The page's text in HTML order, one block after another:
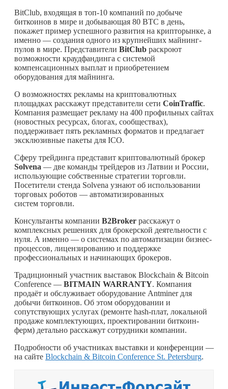
BitClub, входящая в топ-10 компаний по добыче
биткоинов в мире и добывающая 80 BTC в день,
покажет пример успешного развития на крипторынке, а
именно — создания одного из крупнейших майнинг-
пулов в мире. Представители BitClub раскроют
возможности краудфандинга с системой
компенсационных выплат и приобретением
оборудования для майнинга.
О возможностях рекламы на криптовалютных
площадках расскажут представители сети CoinTraffic.
Компания размещает рекламу на 400 профильных сайтах
(новостных ресурсах, блогах, сообществах),
поддерживает пять рекламных форматов и предлагает
эксклюзивные пакеты для ICO.
Сферу трейдинга представит криптовалютный брокер
Solvena — две команды трейдеров из Латвии и России,
использующие собственные стратегии торговли.
Посетители стенда Solvena узнают об использовании
торговых роботов — автоматизированных
систем торговли.
Консультанты компании B2Broker расскажут о
комплексных решениях для брокерской деятельности с
нуля. А именно — о системах по автоматизации бизнес-
процессов, лицензированию и поддержке
профессиональных и начинающих брокеров.
Традиционный участник выставок Blockchain & Bitcoin
Conference — BITMAIN WARRANTY. Компания
продаёт и обслуживает оборудование Antminer для
добычи биткоинов. Об этом оборудовании и
сопутствующих услугах (ремонте hash-плат, локальной
продаже комплектующих, проектировании биткоин-
ферм) детально расскажут сотрудники компании.
Подробности об участниках выставки и конференции —
на сайте Blockchain & Bitcoin Conference St. Petersburg.